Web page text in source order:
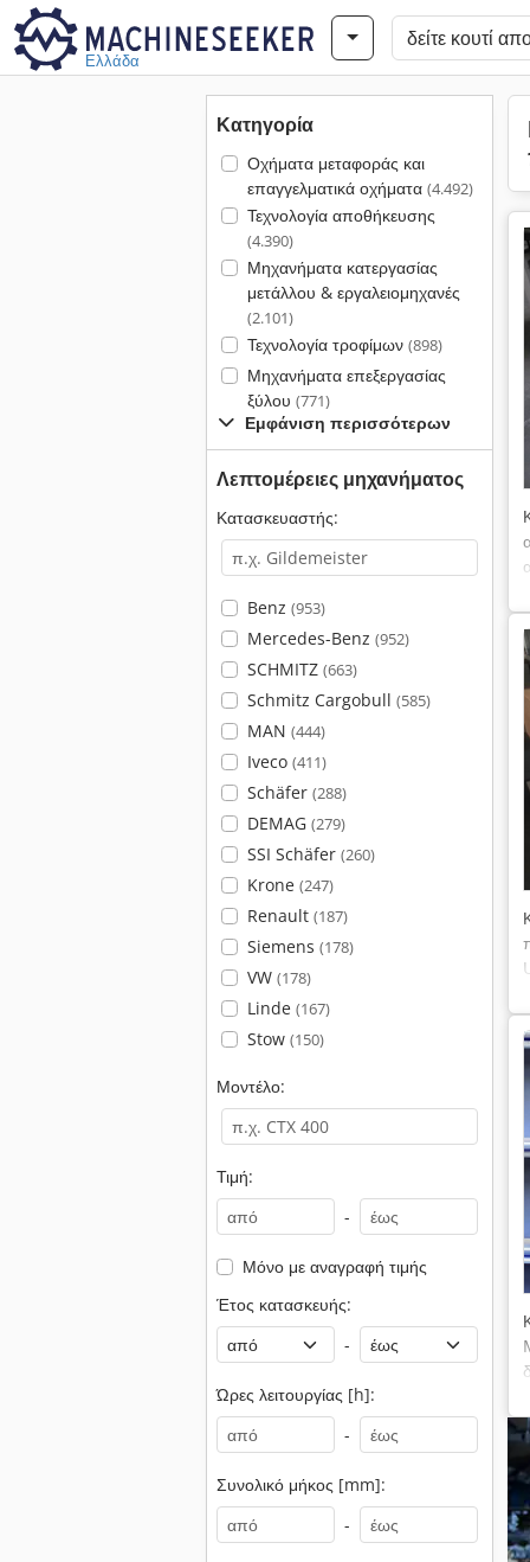
Ελλάδα
Κατηγορία
Οχήματα μεταφοράς και
επαγγελματικά οχήματα (4.492)
Τεχνολογία αποθήκευσης
(4.390)
Μηχανήματα κατεργασίας
μετάλλου & εργαλειομηχανές
(2.101)
Τεχνολογία τροφίμων (898)
Μηχανήματα επεξεργασίας
ξύλου (771)
Εμφάνιση περισσότερων
Λεπτομέρειες μηχανήματος
Κατασκευαστής:
Benz (953)
Mercedes-Benz (952)
SCHMITZ (663)
Schmitz Cargobull (585)
MAN (444)
Iveco (411)
Schäfer (288)
DEMAG (279)
SSI Schäfer (260)
Krone (247)
Renault (187)
Siemens (178)
VW (178)
Linde (167)
Stow (150)
Μοντέλο:
Τιμή:
-
Μόνο με αναγραφή τιμής
Έτος κατασκευής:
-
Ώρες λειτουργίας [h]:
-
Συνολικό μήκος [mm]:
-